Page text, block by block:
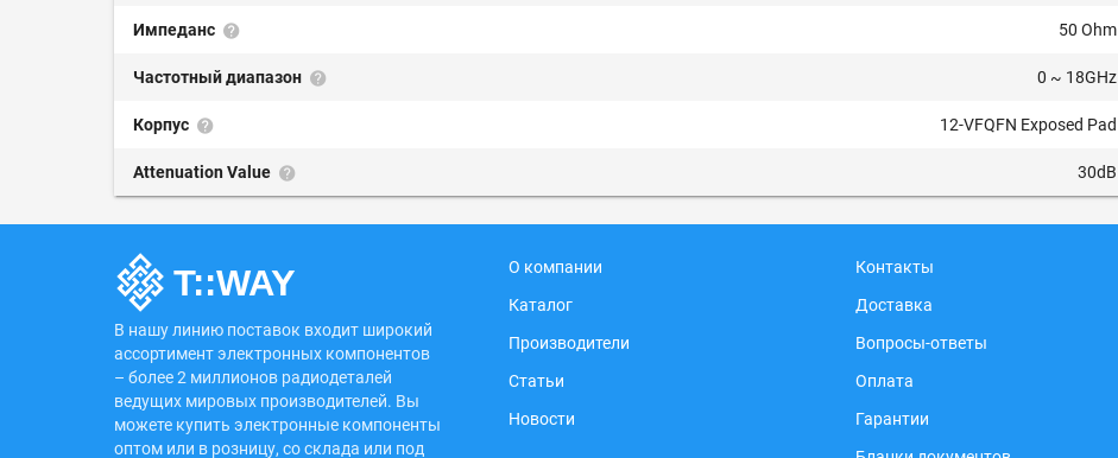
Импеданс 50 Ohm
Частотный диапазон 0 ~ 18GHz
Корпус 12-VFQFN Exposed Pad
Attenuation Value 30dB
В нашу линию поставок входит широкий
ассортимент электронных компонентов
– более 2 миллионов радиодеталей
ведущих мировых производителей. Вы
можете купить электронные компоненты
оптом или в розницу, со склада или под
О компании
Каталог
Производители
Статьи
Новости
Контакты
Доставка
Вопросы-ответы
Оплата
Гарантии